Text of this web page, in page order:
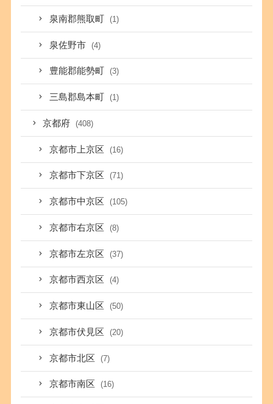
泉南郡熊取町 (1)
泉佐野市 (4)
豊能郡能勢町 (3)
三島郡島本町 (1)
京都府 (408)
京都市上京区 (16)
京都市下京区 (71)
京都市中京区 (105)
京都市右京区 (8)
京都市左京区 (37)
京都市西京区 (4)
京都市東山区 (50)
京都市伏見区 (20)
京都市北区 (7)
京都市南区 (16)